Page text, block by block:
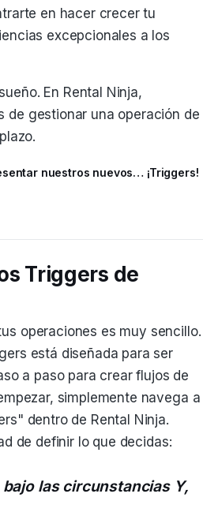
en hacer crecer tu
excepcionales a los
En Rental Ninja,
de gestionar una operación de
nuestros nuevos… ¡Triggers!
Triggers de
operaciones es muy sencillo.
está diseñada para ser
a paso para crear flujos de
simplemente navega a
dentro de Rental Ninja.
de definir lo que decidas:
las circunstancias Y,